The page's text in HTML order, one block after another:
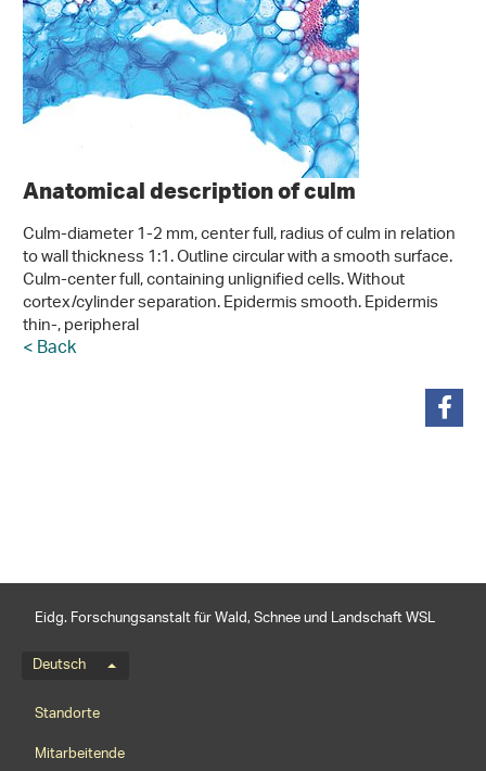
Anatomical description of culm
Culm-diameter 1-2 mm, center full, radius of culm in relation
to wall thickness 1:1. Outline circular with a smooth surface.
Culm-center full, containing unlignified cells. Without
cortex/cylinder separation. Epidermis smooth. Epidermis
thin-, peripheral
< Back
Eidg. Forschungsanstalt für Wald, Schnee und Landschaft WSL
Sprachmenü
Deutsch
Footernavigation
Standorte
Mitarbeitende